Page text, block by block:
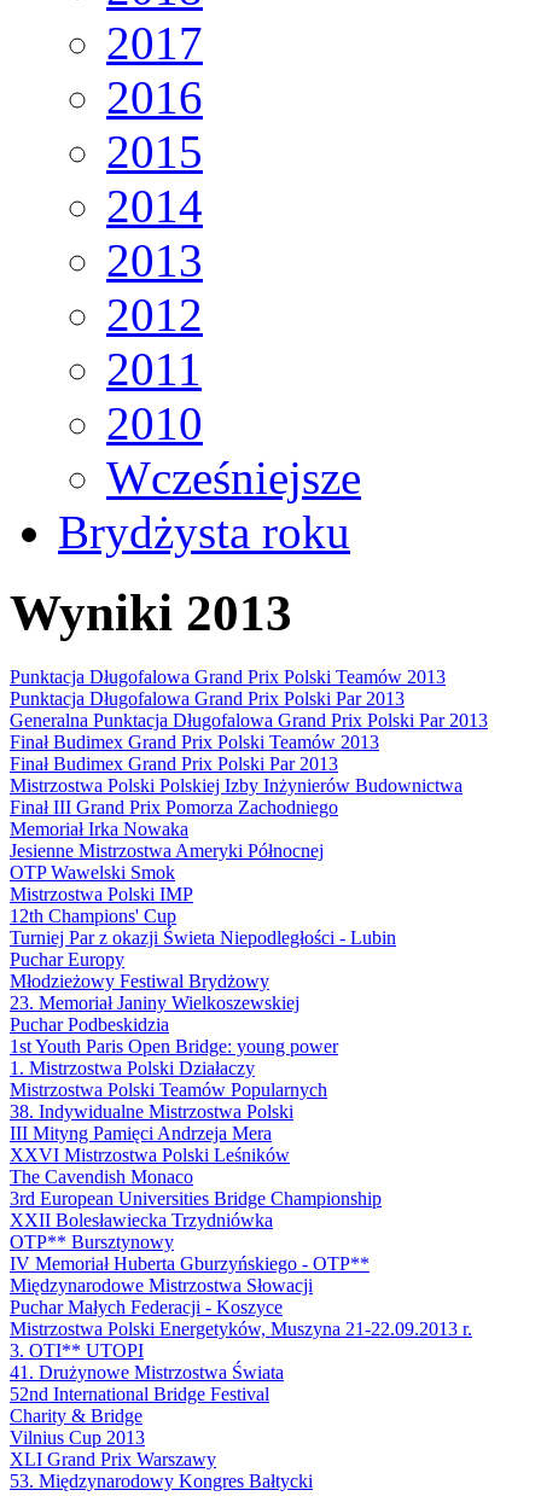
2017
2016
2015
2014
2013
2012
2011
2010
Wcześniejsze
Brydżysta roku
Wyniki 2013
Punktacja Długofalowa Grand Prix Polski Teamów 2013
Punktacja Długofalowa Grand Prix Polski Par 2013
Generalna Punktacja Długofalowa Grand Prix Polski Par 2013
Finał Budimex Grand Prix Polski Teamów 2013
Finał Budimex Grand Prix Polski Par 2013
Mistrzostwa Polski Polskiej Izby Inżynierów Budownictwa
Finał III Grand Prix Pomorza Zachodniego
Memoriał Irka Nowaka
Jesienne Mistrzostwa Ameryki Północnej
OTP Wawelski Smok
Mistrzostwa Polski IMP
12th Champions' Cup
Turniej Par z okazji Świeta Niepodległości - Lubin
Puchar Europy
Młodzieżowy Festiwal Brydżowy
23. Memoriał Janiny Wielkoszewskiej
Puchar Podbeskidzia
1st Youth Paris Open Bridge: young power
1. Mistrzostwa Polski Działaczy
Mistrzostwa Polski Teamów Popularnych
38. Indywidualne Mistrzostwa Polski
III Mityng Pamięci Andrzeja Mera
XXVI Mistrzostwa Polski Leśników
The Cavendish Monaco
3rd European Universities Bridge Championship
XXII Bolesławiecka Trzydniówka
OTP** Bursztynowy
IV Memoriał Huberta Gburzyńskiego - OTP**
Międzynarodowe Mistrzostwa Słowacji
Puchar Małych Federacji - Koszyce
Mistrzostwa Polski Energetyków, Muszyna 21-22.09.2013 r.
3. OTI** UTOPI
41. Drużynowe Mistrzostwa Świata
52nd International Bridge Festival
Charity & Bridge
Vilnius Cup 2013
XLI Grand Prix Warszawy
53. Międzynarodowy Kongres Bałtycki